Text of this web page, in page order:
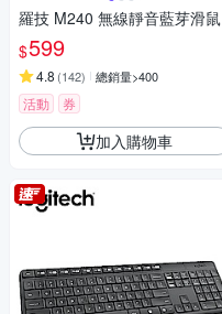
羅技 M240 無線靜音藍芽滑鼠
$599
4.8 (142) 總銷量>400
活動 券
加入購物車